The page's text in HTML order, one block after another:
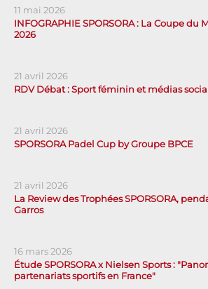
11 mai 2026
INFOGRAPHIE SPORSORA : La Coupe du
2026
21 avril 2026
RDV Débat : Sport féminin et médias
21 avril 2026
SPORSORA Padel Cup by Groupe BPCE
21 avril 2026
La Review des Trophées SPORSORA,
Garros
16 mars 2026
Étude SPORSORA x Nielsen Sports :
partenariats sportifs en France"